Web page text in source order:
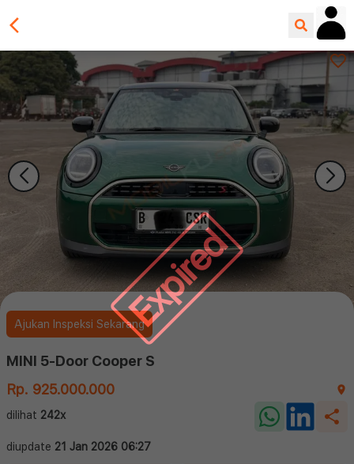
Expired
Ajukan Inspeksi Sekarang
MINI 5-Door Cooper S
Rp. 925.000.000
dilihat 242x
diupdate 21 Jan 2026 06:27